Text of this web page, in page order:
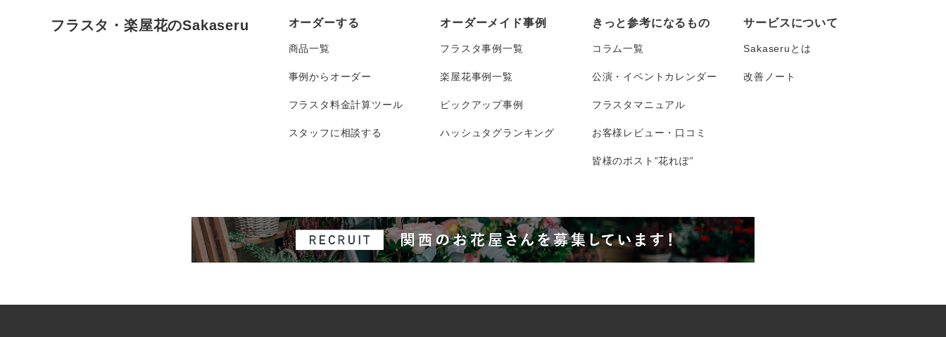
フラスタ・楽屋花のSakaseru オーダーする
商品一覧
事例からオーダー
フラスタ料金計算ツール
スタッフに相談する
オーダーメイド事例
フラスタ事例一覧
楽屋花事例一覧
ピックアップ事例
ハッシュタグランキング
きっと参考になるもの
コラム一覧
公演・イベントカレンダー
フラスタマニュアル
お客様レビュー・口コミ
皆様のポスト”花れぽ”
サービスについて
Sakaseruとは
改善ノート